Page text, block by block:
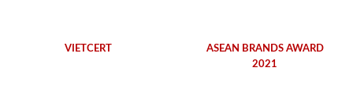
VIETCERT
ASEAN BRANDS AWARD
2021